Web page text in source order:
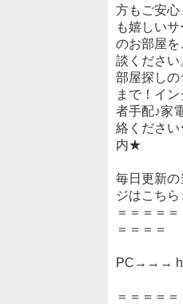
方もご安心
も嬉しい
のお部屋
談くださ
部屋探し
まで！イ
者手配♪家
絡くださ
内★
毎日更新
ジはこちら
＝＝＝＝
＝＝＝＝
PC→→→
＝＝＝＝